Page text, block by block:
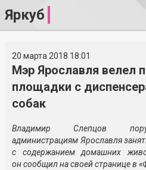
Яркуб
20 марта 2018 18:01
Мэр Ярославля велел
площадки с
собак
Владимир Слепцов
администрациям Ярославля
с содержанием домашних
он сообщил на своей странице в